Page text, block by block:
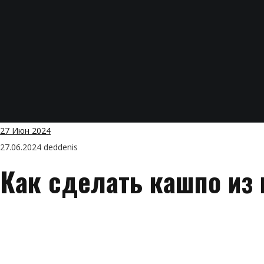
27 Июн 2024
27.06.2024 deddenis
Как сделать кашпо из